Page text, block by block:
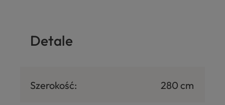
Detale
Szerokość: 280 cm